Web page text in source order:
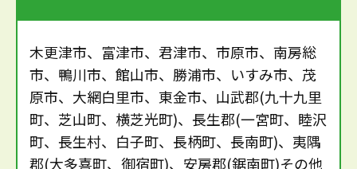
木更津市、富津市、君津市、市原市、南房総
市、鴨川市、館山市、勝浦市、いすみ市、茂
原市、大網白里市、東金市、山武郡(九十九里
町、芝山町、横芝光町)、長生郡(一宮町、睦沢
町、長生村、白子町、長柄町、長南町)、夷隅
郡(大多喜町、御宿町)、安房郡(鋸南町)その他